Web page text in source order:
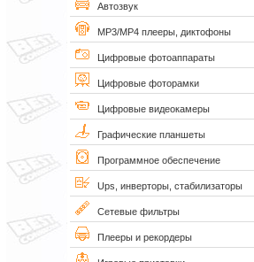
Автозвук
MP3/MP4 плееры, диктофоны
Цифровые фотоаппараты
Цифровые фоторамки
Цифровые видеокамеры
Графические планшеты
Программное обеспечение
Ups, инверторы, стабилизаторы
Сетевые фильтры
Плееры и рекордеры